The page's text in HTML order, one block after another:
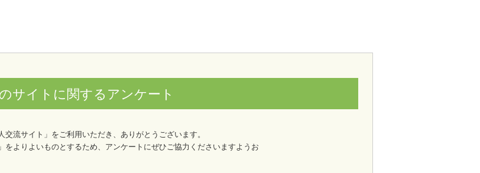
サイトに関するアンケート
交流サイト」をご利用いただき、ありがとうございます。
をよりよいものとするため、アンケートにぜひご協力くださいますようお